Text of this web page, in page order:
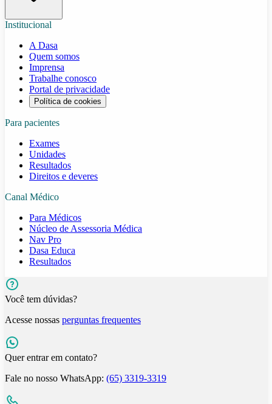
Institucional
A Dasa
Quem somos
Imprensa
Trabalhe conosco
Portal de privacidade
Política de cookies
Para pacientes
Exames
Unidades
Resultados
Direitos e deveres
Canal Médico
Para Médicos
Núcleo de Assessoria Médica
Nav Pro
Dasa Educa
Resultados
Você tem dúvidas?
Acesse nossas perguntas frequentes
Quer entrar em contato?
Fale no nosso WhatsApp: (65) 3319-3319